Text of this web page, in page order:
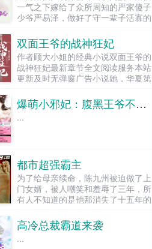
一气之下嫁给了众所周知的严家傻子
少爷严易泽，做好了守一辈子活寡的
泽竟露出了邪魅的笑容，秦怡这才意
识到所有人都被他给骗了军婚小说网
提供秦怡严易泽最新章节，秦怡严易
泽全文免费阅读，秦怡严易泽无弹窗
广告清爽在线阅读体验各位书友要是
的话请不要忘记向您QQ群和微博里
双面王爷的战神狂妃
作者顾大小姐的经典小说双面王爷的
战神狂妃最新章节全文阅读服务本站
更新及时无弹窗广告小说她，华夏第
上，原主受尽欺负，而她，翻身而
起！他，冷面冷情，一个不被重视的
秦王，意外遇到了她！二人惺惺相
好了，秦王眼睛瞎了！...
爆萌小邪妃：腹黑王爷不靠谱
...
都市超强霸主
为了给母亲续命，陈九州被迫做了上
门女婿，被人嘲笑和羞辱了三年，所
有人不知道的是他那消失了十五年的
富都嫉妒的财富，父子两人摒弃前嫌
的那一天，他掌握了全世界百分之六
十以上的财富。只要他一句话，整个
高冷总裁霸道来袭
...